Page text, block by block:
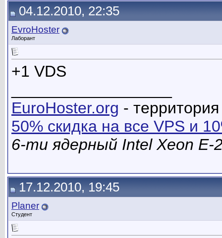
04.12.2010, 22:35
EvroHoster
Лаборант
+1 VDS
EuroHoster.org -
50% скидка на все VPS и
6-ти ядерный Intel Xeon E-
17.12.2010, 19:45
Planer
Студент